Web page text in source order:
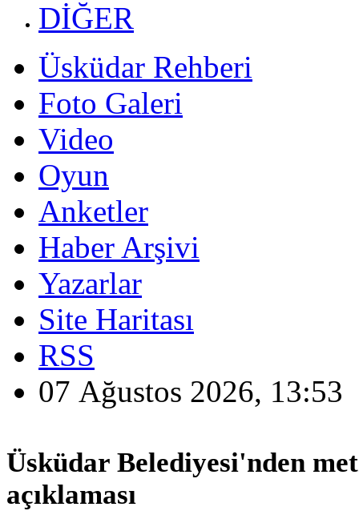
DİĞER
Üsküdar Rehberi
Foto Galeri
Video
Oyun
Anketler
Haber Arşivi
Yazarlar
Site Haritası
RSS
07 Ağustos 2026, 13:53
Üsküdar Belediyesi'nden
açıklaması